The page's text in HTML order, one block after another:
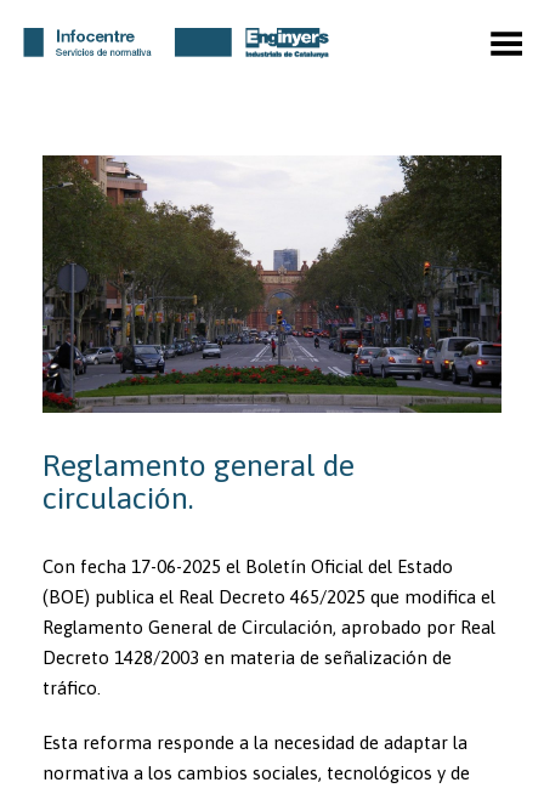
Menú
Reglamento general de
circulación.
Con fecha 17-06-2025 el Boletín Oficial del Estado
(BOE) publica el Real Decreto 465/2025 que modifica el
Reglamento General de Circulación, aprobado por Real
Decreto 1428/2003 en materia de señalización de
tráfico.
Esta reforma responde a la necesidad de adaptar la
normativa a los cambios sociales, tecnológicos y de